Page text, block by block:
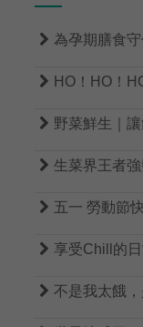
 為孕期膳食
 HO！HO！
 野菜鮮生｜
 生菜界王者
 五一 勞動節
 享受Chill的
 不是我太餓